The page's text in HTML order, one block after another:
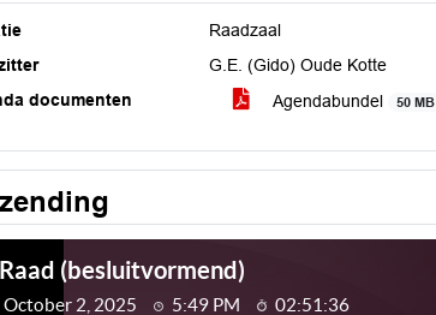
Raadzaal
G.E. (Gido) Oude Kotte
documenten
Agendabundel 50 MB